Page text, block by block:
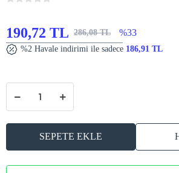
190,72 TL 286,08 TL %33
%2 Havale indirimi ile sadece 186,91 TL
SEPETE EKLE